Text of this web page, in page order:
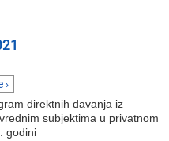
›
direktnih davanja iz
subjektima u privatnom
godini